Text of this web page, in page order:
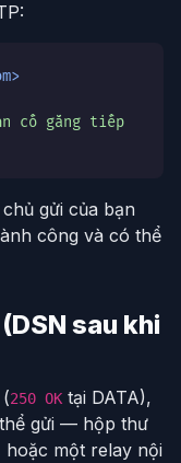
cố gắng tiếp
gửi của bạn
công và có thể
sau khi
250 OK tại DATA),
gửi — hộp thư
một relay nội